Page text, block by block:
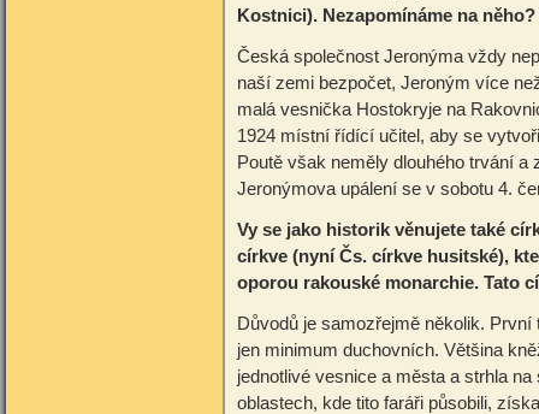
Kostnici). Nezapomínáme na něho?
Česká společnost Jeronýma vždy
naší zemi bezpočet, Jeroným více
malá vesnička Hostokryje na
1924 místní řídící učitel, aby se
Poutě však neměly dlouhého trvání
Jeronýmova upálení se v sobotu 4.
Vy se jako historik věnujete také
církve (nyní Čs. církve husitské),
oporou rakouské monarchie. Tato
Důvodů je samozřejmě několik.
jen minimum duchovních. Většina
jednotlivé vesnice a města a strhla
oblastech, kde tito faráři působili,